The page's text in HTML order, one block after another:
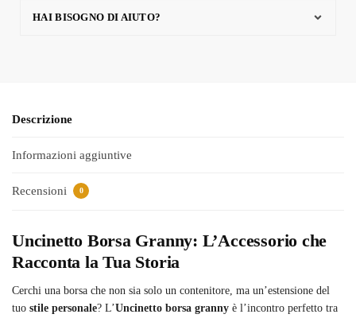
HAI BISOGNO DI AIUTO?
Descrizione
Informazioni aggiuntive
Recensioni 0
Uncinetto Borsa Granny: L’Accessorio che
Racconta la Tua Storia
Cerchi una borsa che non sia solo un contenitore, ma un’estensione del
tuo stile personale? L’Uncinetto borsa granny è l’incontro perfetto tra